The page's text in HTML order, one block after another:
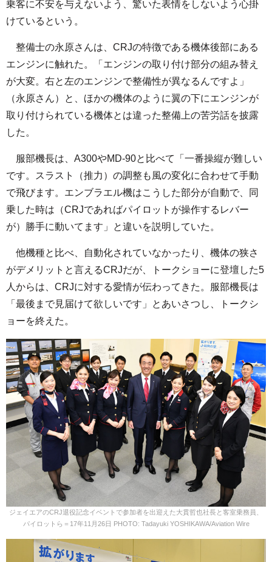
乗客に不安を与えないよう、驚いた表情をしないよう心掛
けているという。
整備士の永原さんは、CRJの特徴である機体後部にある
エンジンに触れた。「エンジンの取り付け部分の組み替え
が大変。右と左のエンジンで整備性が異なるんですよ」
（永原さん）と、ほかの機体のように翼の下にエンジンが
取り付けられている機体とは違った整備上の苦労話を披露
した。
服部機長は、A300やMD-90と比べて「一番操縦が難しい
です。スラスト（推力）の調整も風の変化に合わせて手動
で飛びます。エンブラエル機はこうした部分が自動で、同
乗した時は（CRJであればパイロットが操作するレバー
が）勝手に動いてます」と違いを説明していた。
他機種と比べ、自動化されていなかったり、機体の狭さ
がデメリットと言えるCRJだが、トークショーに登壇した5
人からは、CRJに対する愛情が伝わってきた。服部機長は
「最後まで見届けて欲しいです」とあいさつし、トークシ
ョーを終えた。
ジェイエアのCRJ退役記念イベントで参加者を出迎えた大貫哲也社長と客室乗務員、
パイロットら＝17年11月26日 PHOTO: Tadayuki YOSHIKAWA/Aviation Wire